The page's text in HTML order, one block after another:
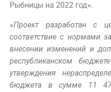
Рыбницы на 2022 год».
«Проект разработан с
соответствие с нормами
внесении изменений и
республиканском
утверждения
бюджета в сумме 11